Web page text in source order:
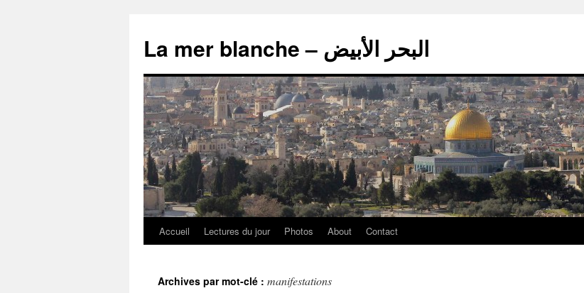
La mer blanche – البحر الأبيض
Accueil Lectures du jour Photos About Contact
Archives par mot-clé : manifestations